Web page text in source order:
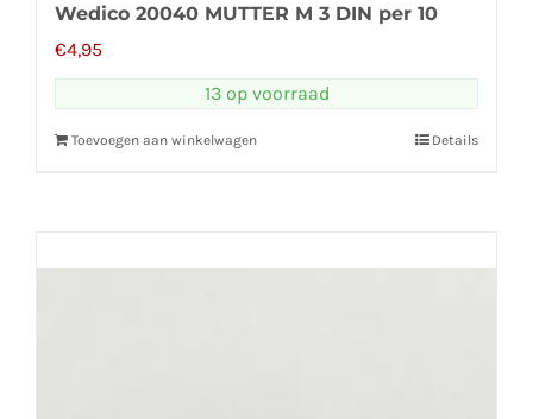
Wedico 20040 MUTTER M 3 DIN per 10
€4,95
13 op voorraad
Toevoegen aan winkelwagen Details